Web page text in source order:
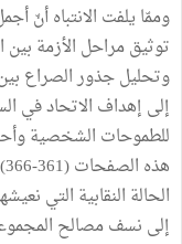
وممّا يلفت الانتباه أنّ
توثيق مراحل الأزمة
وتحليل جذور الصراع
إلى إهداف الاتحاد في
للطموحات الشخصية
الحالة النقابية التي
إلى نسف مصالح